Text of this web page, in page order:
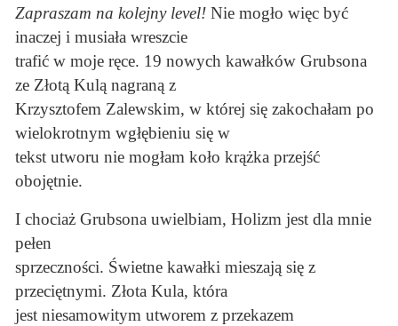
Zapraszam na kolejny level!Nie mogło więc być
inaczej i musiała wreszcie
trafić w moje ręce. 19 nowych kawałków Grubsona
ze Złotą Kulą nagraną z
Krzysztofem Zalewskim, w której się zakochałam po
wielokrotnym wgłębieniu się w
tekst utworu nie mogłam koło krążka przejść
obojętnie.
I chociaż Grubsona uwielbiam, Holizm jest dla mnie
pełen
sprzeczności. Świetne kawałki mieszają się z
przeciętnymi. Złota Kula, która
jest niesamowitym utworem z przekazem